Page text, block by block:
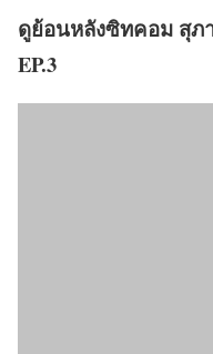
ดูย้อนหลังซิทคอม สุภ
EP.3